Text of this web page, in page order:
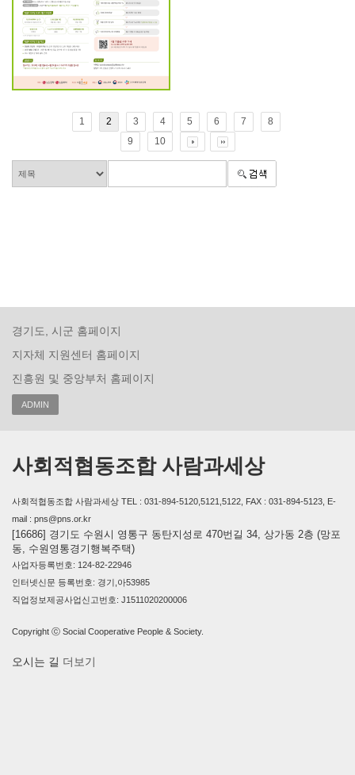
1 2 3 4 5 6 7
8
9
10
경기도, 시군 홈페이지
지자체 지원센터 홈페이지
진흥원 및 중앙부처 홈페이지
ADMIN
사회적협동조합 사람과세상
사회적협동조합 사람과세상 TEL : 031-894-5120,5121,5122, FAX : 031-894-5123, E-
mail : pns@pns.or.kr
[16686] 경기도 수원시 영통구 동탄지성로 470번길 34, 상가동 2층 (망포
동, 수원영통경기행복주택)
사업자등록번호: 124-82-22946
인터넷신문 등록번호: 경기,아53985
직업정보제공사업신고번호: J1511020200006
Copyright ⓒ Social Cooperative People & Society.
오시는 길 더보기